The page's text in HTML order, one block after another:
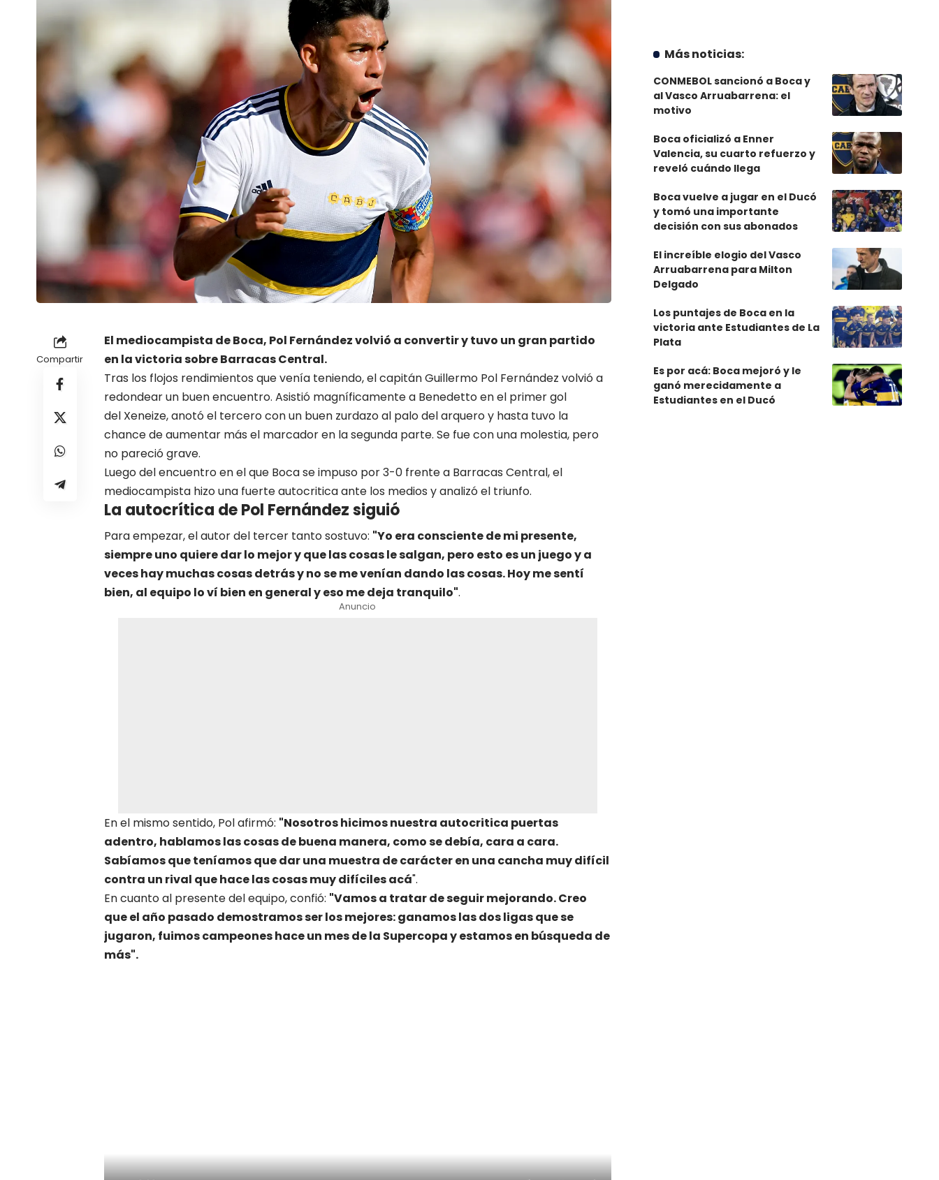
Compartir
El mediocampista de Boca, Pol Fernández volvió a convertir y tuvo un gran partido
en la victoria sobre Barracas Central.
Tras los flojos rendimientos que venía teniendo, el capitán Guillermo Pol Fernández volvió a
redondear un buen encuentro. Asistió magníficamente a Benedetto en el primer gol
del Xeneize, anotó el tercero con un buen zurdazo al palo del arquero y hasta tuvo la
chance de aumentar más el marcador en la segunda parte. Se fue con una molestia, pero
no pareció grave.
Luego del encuentro en el que Bocase impuso por 3-0 frente a Barracas Central, el
mediocampista hizo una fuerte autocritica ante los medios y analizó el triunfo.
La autocrítica de Pol Fernández siguió
Para empezar, el autor del tercer tanto sostuvo: "Yo era consciente de mi presente,
siempre uno quiere dar lo mejor y que las cosas le salgan, pero esto es un juego y a
veces hay muchas cosas detrás y no se me venían dando las cosas. Hoy me sentí
bien, al equipo lo ví bien en general y eso me deja tranquilo".
Anuncio
En el mismo sentido, Pol afirmó: "Nosotros hicimos nuestra autocritica puertas
adentro, hablamos las cosas de buena manera, como se debía, cara a cara.
Sabíamos que teníamos que dar una muestra de carácter en una cancha muy difícil
contra un rival que hace las cosas muy difíciles acá".
En cuanto al presente del equipo, confió: "Vamos a tratar de seguir mejorando. Creo
que el año pasado demostramos ser los mejores: ganamos las dos ligas que se
jugaron, fuimos campeones hace un mes de la Supercopa y estamos en búsqueda de
más".
Más noticias:
CONMEBOL sancionó a Boca y
al Vasco Arruabarrena: el
motivo
Boca oficializó a Enner
Valencia, su cuarto refuerzo y
reveló cuándo llega
Boca vuelve a jugar en el Ducó
y tomó una importante
decisión con sus abonados
El increíble elogio del Vasco
Arruabarrena para Milton
Delgado
Los puntajes de Boca en la
victoria ante Estudiantes de La
Plata
Es por acá: Boca mejoró y le
ganó merecidamente a
Estudiantes en el Ducó